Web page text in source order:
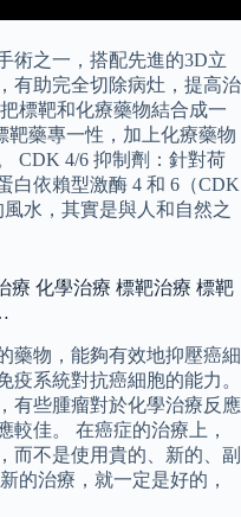
術之一，搭配先進的3D立
有助完全切除病灶，提高治
標靶和化療藥物結合成一
靶藥專一性，加上化療藥物
CDK 4/6 抑制劑：針對荷
白依賴型激酶 4 和 6（CDK
水，其實是與人和自然之
療 化學治療 標靶治療 標靶
藥物，能夠有效地抑壓癌細
疫系統對抗癌細胞的能力。
有些腫瘤對於化學治療反應
較佳。 在癌症的治療上，
而不是使用貴的、新的、副
的治療，就一定是好的，